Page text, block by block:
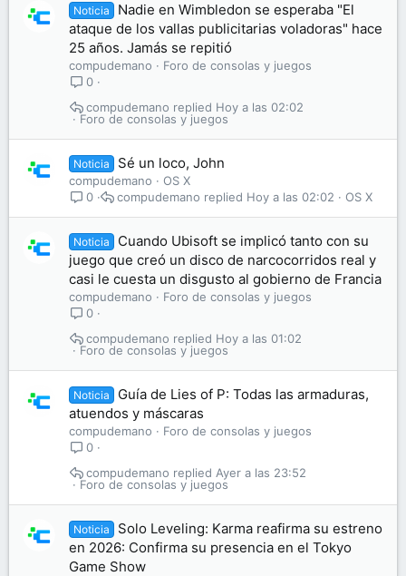
Noticia
Nadie en Wimbledon se esperaba "El
ataque de los vallas publicitarias voladoras" hace
25 años. Jamás se repitió
compudemano
Foro de consolas y juegos
0
Foro de consolas y juegos
Hoy a las 02:02
compudemano
Noticia Sé un loco, John
compudemano
OS X
0
OS X
Hoy a las 02:02
compudemano
Noticia
Cuando Ubisoft se implicó tanto con su
juego que creó un disco de narcocorridos real y
casi le cuesta un disgusto al gobierno de Francia
compudemano
Foro de consolas y juegos
0
Foro de consolas y juegos
Hoy a las 01:02
compudemano
Noticia
Guía de Lies of P: Todas las armaduras,
atuendos y máscaras
compudemano
Foro de consolas y juegos
0
Foro de consolas y juegos
Ayer a las 23:52
compudemano
Noticia
Solo Leveling: Karma reafirma su estreno
en 2026: Confirma su presencia en el Tokyo
Game Show